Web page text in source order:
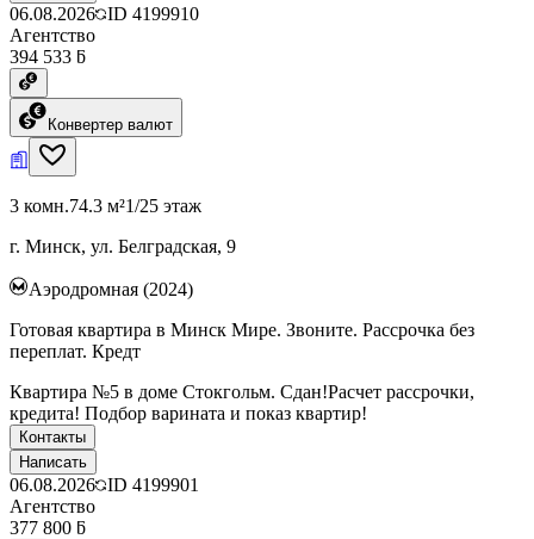
06.08.2026 ID 4199910
Агентство
394 533 ƃ
Конвертер валют
3 комн.74.3 м²1/25 этаж
г. Минск, ул. Белградская, 9
Аэродромная (2024)
Готовая квартира в Минск Мире. Звоните. Рассрочка без
переплат. Кредт
Квартира №5 в доме Стокгольм. Сдан!Расчет рассрочки,
кредита! Подбор варината и показ квартир!
Контакты
Написать
06.08.2026 ID 4199901
Агентство
377 800 ƃ